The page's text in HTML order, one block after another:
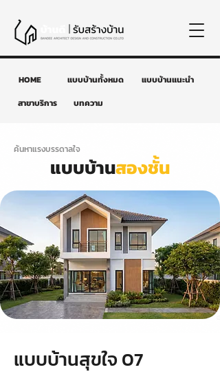
HOME แบบบ้านทั้งหมด
แบบบ้านแนะนำ
สาขาบริการ
บทความ
ค้นหาแรงบรรดาลใจ
แบบบ้านสองชั้น
แบบบ้านสุขใจ 07